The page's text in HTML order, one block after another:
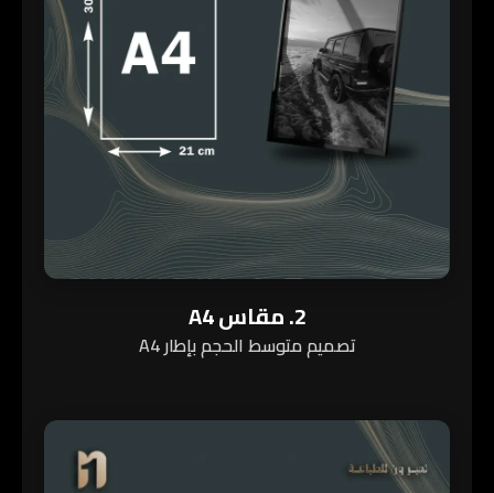
2. مقاس A4
تصميم متوسط الحجم بإطار A4